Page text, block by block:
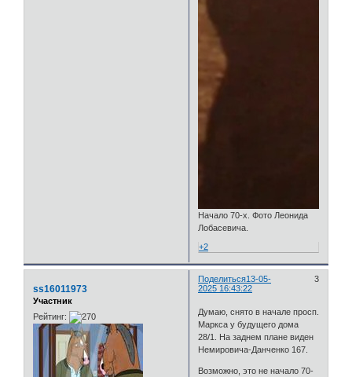
Начало 70-х. Фото Леонида
Лобасевича.
+2
Поделиться 3
13-05-
2025 16:43:22
ss16011973
Участник
Рейтинг:
Думаю, снято в начале просп.
Маркса у будущего дома
28/1. На заднем плане виден
Немировича-Данченко 167.
Возможно, это не начало 70-